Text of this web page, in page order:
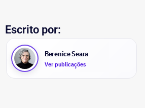
Escrito por:
Berenice Seara
Ver publicações